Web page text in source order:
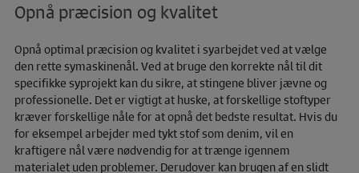
Opnå præcision og kvalitet
Opnå optimal præcision og kvalitet i syarbejdet ved at vælge
den rette symaskinenål. Ved at bruge den korrekte nål til dit
specifikke syprojekt kan du sikre, at stingene bliver jævne og
professionelle. Det er vigtigt at huske, at forskellige stoftyper
kræver forskellige nåle for at opnå det bedste resultat. Hvis du
for eksempel arbejder med tykt stof som denim, vil en
kraftigere nål være nødvendig for at trænge igennem
materialet uden problemer. Derudover kan brugen af en slidt